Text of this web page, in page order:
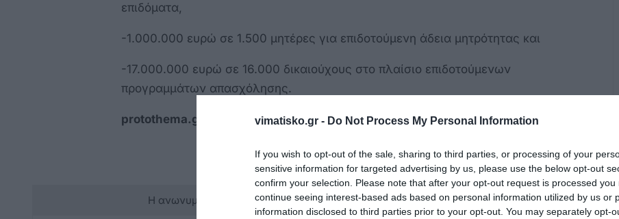
vimatisko.gr - Do Not Process My Personal Information
If you wish to opt-out of the sale, sharing to third parties, or processing of your
sensitive information for targeted advertising by us, please use the below opt-out
confirm your selection. Please note that after your opt-out request is processed you
continue seeing interest-based ads based on personal information utilized by us or
information disclosed to third parties prior to your opt-out. You may separately opt-
επιδόματα,
-1.000.000 ευρώ σε 1.500 μητέρες για επιδοτούμενη άδεια μητρότητας και
-17.000.000 ευρώ σε 16.000 δικαιούχους στο πλαίσιο επιδοτούμενων
προγραμμάτων απασχόλησης.
protothema.gr
Η ανωνυμία είναι το καλύτερο κρησφύγετο δειλίας και χυδαιότητας!